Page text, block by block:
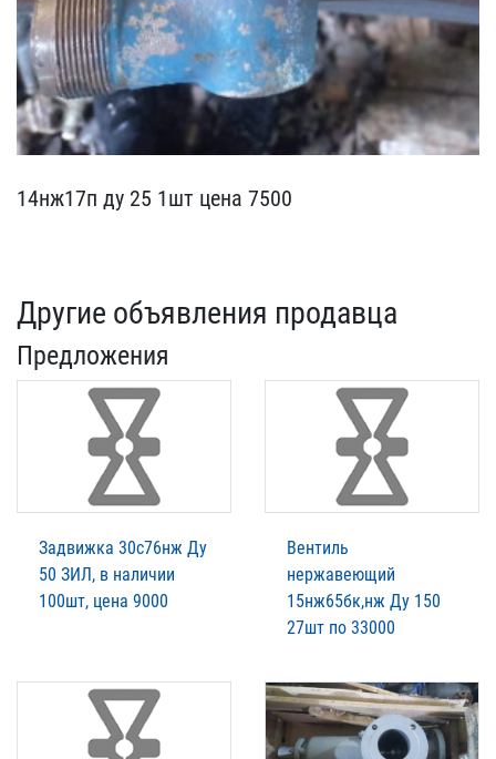
14нж17п ду 25 1шт цена 7​500
Другие объявления продавца
Предложения
Задвижка 30с76нж Ду
50 ЗИЛ, в наличии
100шт, цена 9000
Вентиль
нержавеющий
15нж65бк,нж Ду 150
27шт по 33000